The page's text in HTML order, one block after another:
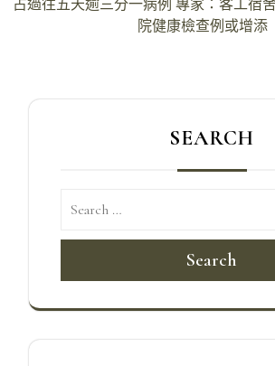
導
占過往五天逾三分一病例 專家：客工宿
院健康檢查例或增添
SEARCH
Search